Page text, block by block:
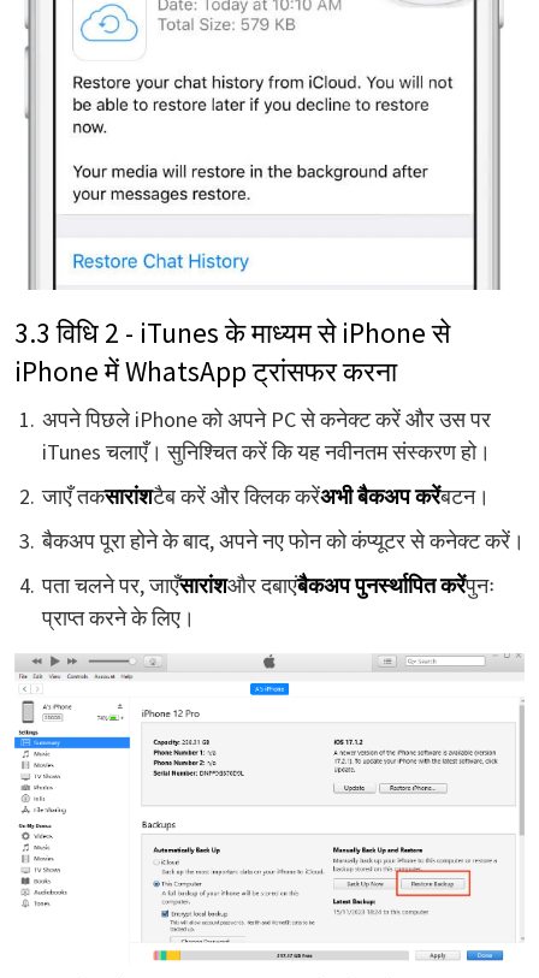
3.3 विधि 2 - iTunes के माध्यम से iPhone से
iPhone में WhatsApp ट्रांसफर करना
अपने पिछले iPhone को अपने PC से कनेक्ट करें और उस पर
iTunes चलाएँ। सुनिश्चित करें कि यह नवीनतम संस्करण हो।
जाएँ तकसारांशटैब करें और क्लिक करेंअभी बैकअप करेंबटन।
बैकअप पूरा होने के बाद, अपने नए फोन को कंप्यूटर से कनेक्ट करें।
पता चलने पर, जाएँसारांशऔर दबाएंबैकअप पुनर्स्थापित करेंपुनः
प्राप्त करने के लिए।